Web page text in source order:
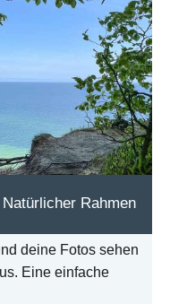
Rahmen
deine Fotos sehen
Eine einfache